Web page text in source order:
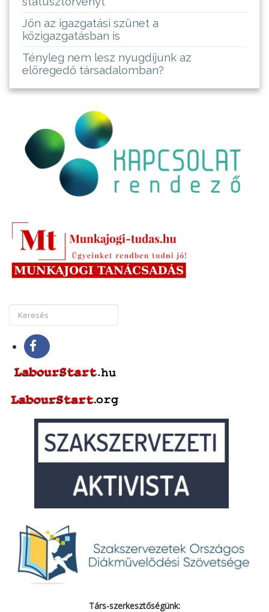
Jön az igazgatási szünet a
közigazgatásban is
Tényleg nem lesz nyugdíjunk az
elöregedő társadalomban?
Társ-szerkesztőségünk: